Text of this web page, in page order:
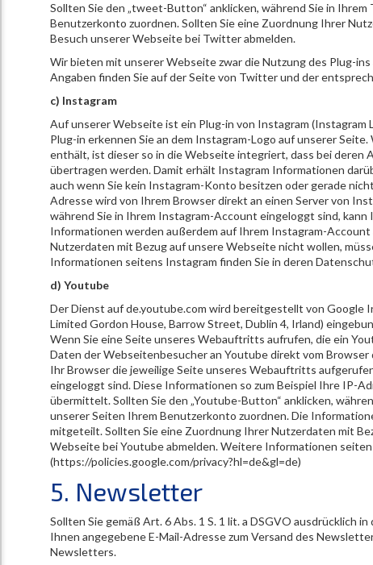
Sollten Sie den „tweet-Button“ anklicken, während Sie in
Benutzerkonto zuordnen. Sollten Sie eine Zuordnung Ihrer
Besuch unserer Webseite bei Twitter abmelden.
Wir bieten mit unserer Webseite zwar die Nutzung des Plug-
Angaben finden Sie auf der Seite von Twitter und der
c) Instagram
Auf unserer Webseite ist ein Plug-in von Instagram (Instagram
Plug-in erkennen Sie an dem Instagram-Logo auf unserer
enthält, ist dieser so in die Webseite integriert, dass bei
übertragen werden. Damit erhält Instagram Informationen
auch wenn Sie kein Instagram-Konto besitzen oder gerade
Adresse wird von Ihrem Browser direkt an einen Server von
während Sie in Ihrem Instagram-Account eingeloggt sind,
Informationen werden außerdem auf Ihrem Instagram-
Nutzerdaten mit Bezug auf unsere Webseite nicht wollen,
Informationen seitens Instagram finden Sie in deren
d) Youtube
Der Dienst auf de.youtube.com wird bereitgestellt von Google
Limited Gordon House, Barrow Street, Dublin 4, Irland)
Wenn Sie eine Seite unseres Webauftritts aufrufen, die ein
Daten der Webseitenbesucher an Youtube direkt vom
Ihr Browser die jeweilige Seite unseres Webauftritts
eingeloggt sind. Diese Informationen so zum Beispiel Ihre IP-
übermittelt. Sollten Sie den „Youtube-Button“ anklicken,
unserer Seiten Ihrem Benutzerkonto zuordnen. Die
mitgeteilt. Sollten Sie eine Zuordnung Ihrer Nutzerdaten mit
Webseite bei Youtube abmelden. Weitere Informationen
(https://policies.google.com/privacy?hl=de&gl=de)
5. Newsletter
Sollten Sie gemäß Art. 6 Abs. 1 S. 1 lit. a DSGVO ausdrücklich
Ihnen angegebene E-Mail-Adresse zum Versand des
Newsletters.